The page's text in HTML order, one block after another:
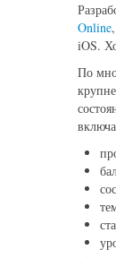
Online
iOS.
По